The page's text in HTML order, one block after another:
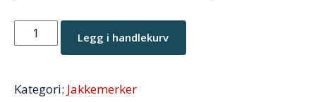
Jakkemerke
#3
antall
Legg i handlekurv
Kategori: Jakkemerker